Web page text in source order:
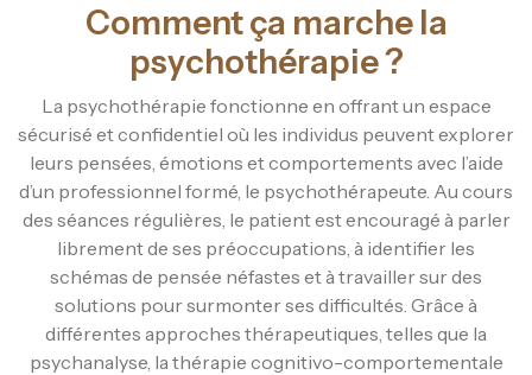
Comment ça marche la
psychothérapie ?
La psychothérapie fonctionne en offrant un espace
sécurisé et confidentiel où les individus peuvent explorer
leurs pensées, émotions et comportements avec l’aide
d’un professionnel formé, le psychothérapeute. Au cours
des séances régulières, le patient est encouragé à parler
librement de ses préoccupations, à identifier les
schémas de pensée néfastes et à travailler sur des
solutions pour surmonter ses difficultés. Grâce à
différentes approches thérapeutiques, telles que la
psychanalyse, la thérapie cognitivo-comportementale